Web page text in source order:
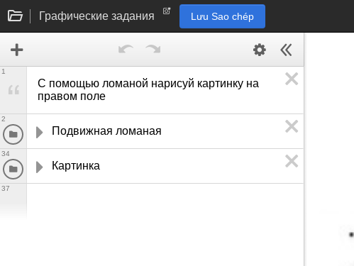
Графические задания Lưu Sao chép
С помощью ломаной нарисуй картинку на
правом поле
1
Подвижная ломаная
2
Картинка
34
37